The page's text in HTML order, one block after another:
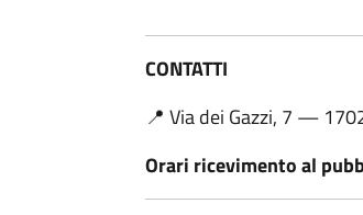
CONTATTI
📍 Via dei Gazzi, 7 —
Orari ricevimento al